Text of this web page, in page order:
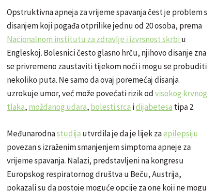
Opstruktivna apneja za vrijeme spavanja čest je problem s
disanjem koji pogađa otprilike jednu od 20 osoba, prema
Nacionalnom institutu za zdravlje i izvrsnost skrbi u
Engleskoj. Bolesnici često glasno hrču, njihovo disanje zna
se privremeno zaustaviti tijekom noći i mogu se probuditi
nekoliko puta. Ne samo da ovaj poremećaj disanja
uzrokuje umor, već može povećati rizik odvisokog krvnog
tlaka, moždanog udara, bolesti srca idijabetesa tipa 2.
Međunarodnastudija utvrdila je da je lijek zaepilepsiju
povezan s izraženim smanjenjem simptoma apneje za
vrijeme spavanja. Nalazi, predstavljeni na kongresu
Europskog respiratornog društva u Beču, Austrija,
pokazali su da postoje moguće opcije za one koji ne mogu